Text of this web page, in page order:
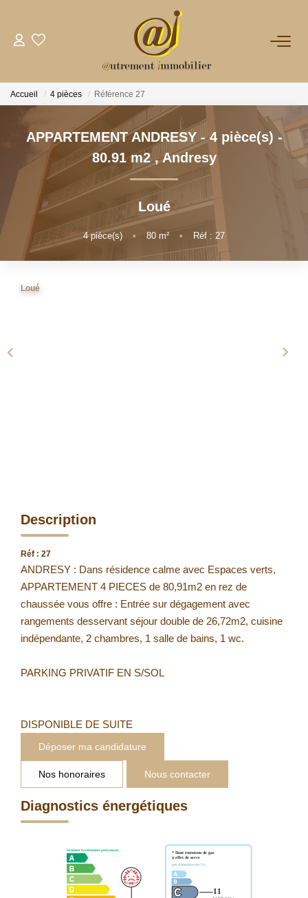
NOTRE AGENCE
VENTES
LOCATIONS
GESTION
NOS PLUS
Accueil 4 pièces Référence 27
APPARTEMENT ANDRESY - 4 pièce(s) -
80.91 m2,Andresy
Loué
4pièce(s) • 80 m² • Réf : 27
Loué
Description
Réf : 27
ANDRESY : Dans résidence calme avec Espaces verts,
APPARTEMENT 4 PIECES de 80,91m2 en rez de
chaussée vous offre : Entrée sur dégagement avec
rangements desservant séjour double de 26,72m2, cuisine
indépendante, 2 chambres, 1 salle de bains, 1 wc.
PARKING PRIVATIF EN S/SOL
DISPONIBLE DE SUITE
Déposer ma candidature
Nos honoraires Nous contacter
Diagnostics énergétiques